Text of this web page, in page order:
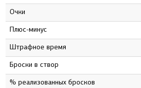
Очки
Плюс-минус
штрафное время
Броски в створ
% реализованных бросков